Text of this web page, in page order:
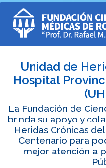
Unidad de
Hospital
La Fundación de
brinda su apoyo y
Heridas Crónicas
Centenario para
mejor atención a